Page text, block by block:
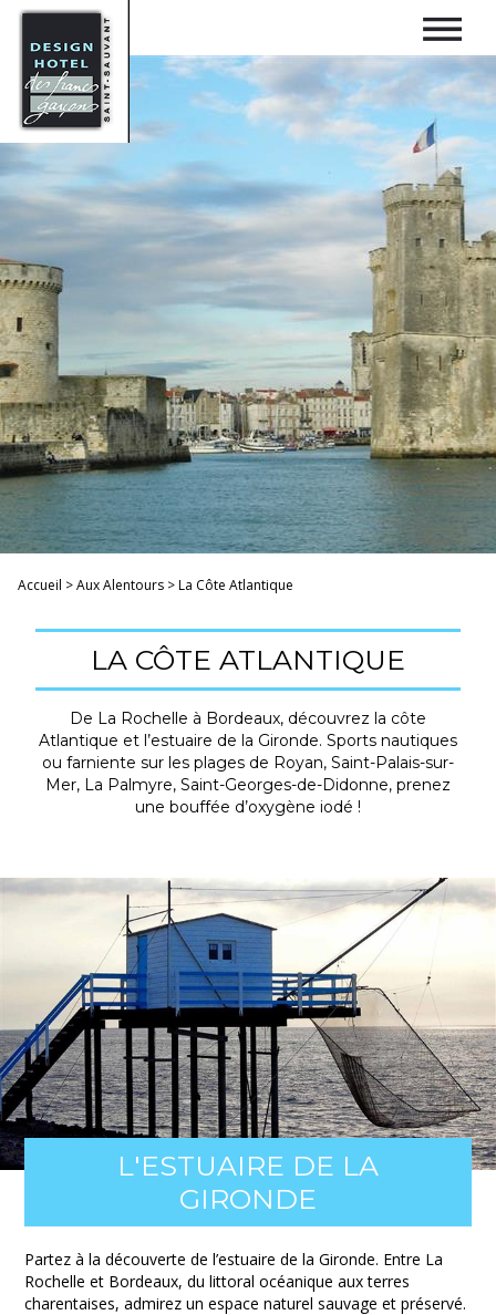
Accueil >Aux Alentours>La Côte Atlantique
LA CÔTE ATLANTIQUE
De La Rochelle à Bordeaux, découvrez la côte
Atlantique et l’estuaire de la Gironde. Sports nautiques
ou farniente sur les plages de Royan, Saint-Palais-sur-
Mer, La Palmyre, Saint-Georges-de-Didonne, prenez
une bouffée d’oxygène iodé !
L'ESTUAIRE DE LA
GIRONDE
Partez à la découverte de l’estuaire de la Gironde. Entre La
Rochelle et Bordeaux, du littoral océanique aux terres
charentaises, admirez un espace naturel sauvage et préservé.